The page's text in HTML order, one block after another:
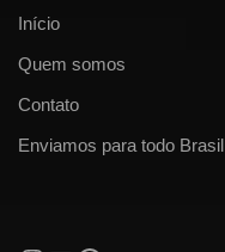
Início
Quem somos
Contato
Enviamos para todo Brasil